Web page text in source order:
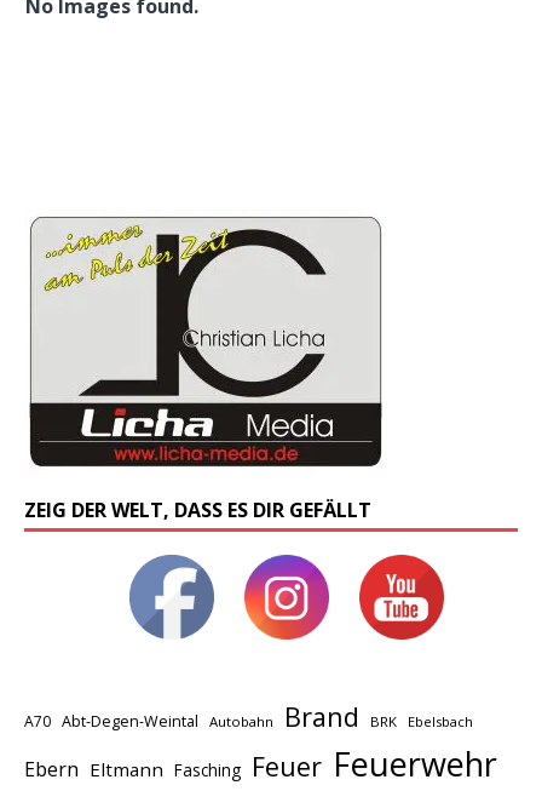
No Images found.
ZEIG DER WELT, DASS ES DIR GEFÄLLT
A70 Abt-Degen-Weintal Autobahn Brand BRK Ebelsbach
Ebern Eltmann Fasching Feuer Feuerwehr